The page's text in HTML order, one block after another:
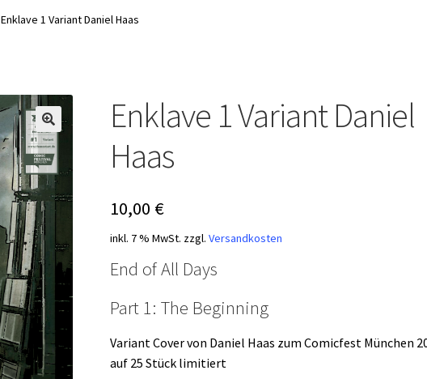
Enklave 1 Variant Daniel Haas
Enklave 1 Variant Daniel
Haas
10,00 €
inkl. 7 % MwSt. zzgl.Versandkosten
End of All Days
Part 1: The Beginning
Variant Cover von Daniel Haas zum Comicfest München
auf 25 Stück limitiert